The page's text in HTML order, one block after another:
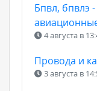
Бпвл, бпвлэ
4 августа в
Провода и
3 августа в